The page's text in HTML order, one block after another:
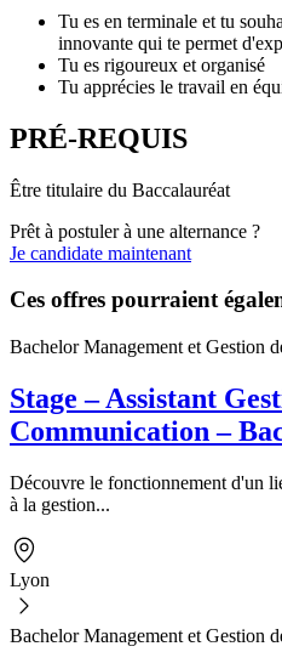
Tu es en terminale et tu
innovante qui te permet
Tu es rigoureux et organisé
Tu apprécies le travail en
PRÉ-REQUIS
Être titulaire du Baccalauréat
Prêt à postuler à une alternance ?
Je candidate maintenant
Ces offres pourraient
Bachelor Management et Gestion
Stage – Assistant
Communication –
Découvre le fonctionnement d'un
à la gestion...
Lyon
Bachelor Management et Gestion